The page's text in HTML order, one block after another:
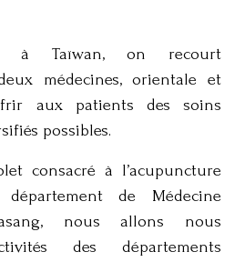
à Taïwan, on recourt
médecines, orientale et
aux patients des soins
possibles.
consacré à l’acupuncture
de Médecine
nous allons nous
des départements